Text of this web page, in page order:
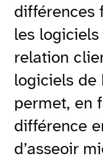
différences
les
relation
logiciels
permet, en
différence
d’asseoir